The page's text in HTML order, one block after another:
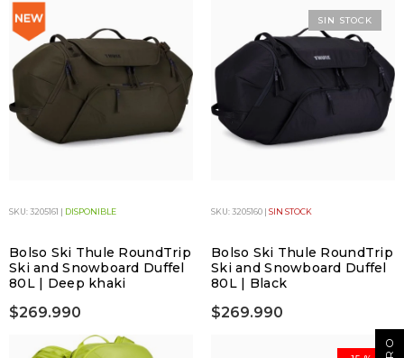
SKU: 3205161 | DISPONIBLE
Bolso Ski Thule RoundTrip
Ski and Snowboard Duffel
80L | Deep khaki
$269.990
SKU: 3205160 | SIN STOCK
Bolso Ski Thule RoundTrip
Ski and Snowboard Duffel
80L | Black
$269.990
SIN STOCK